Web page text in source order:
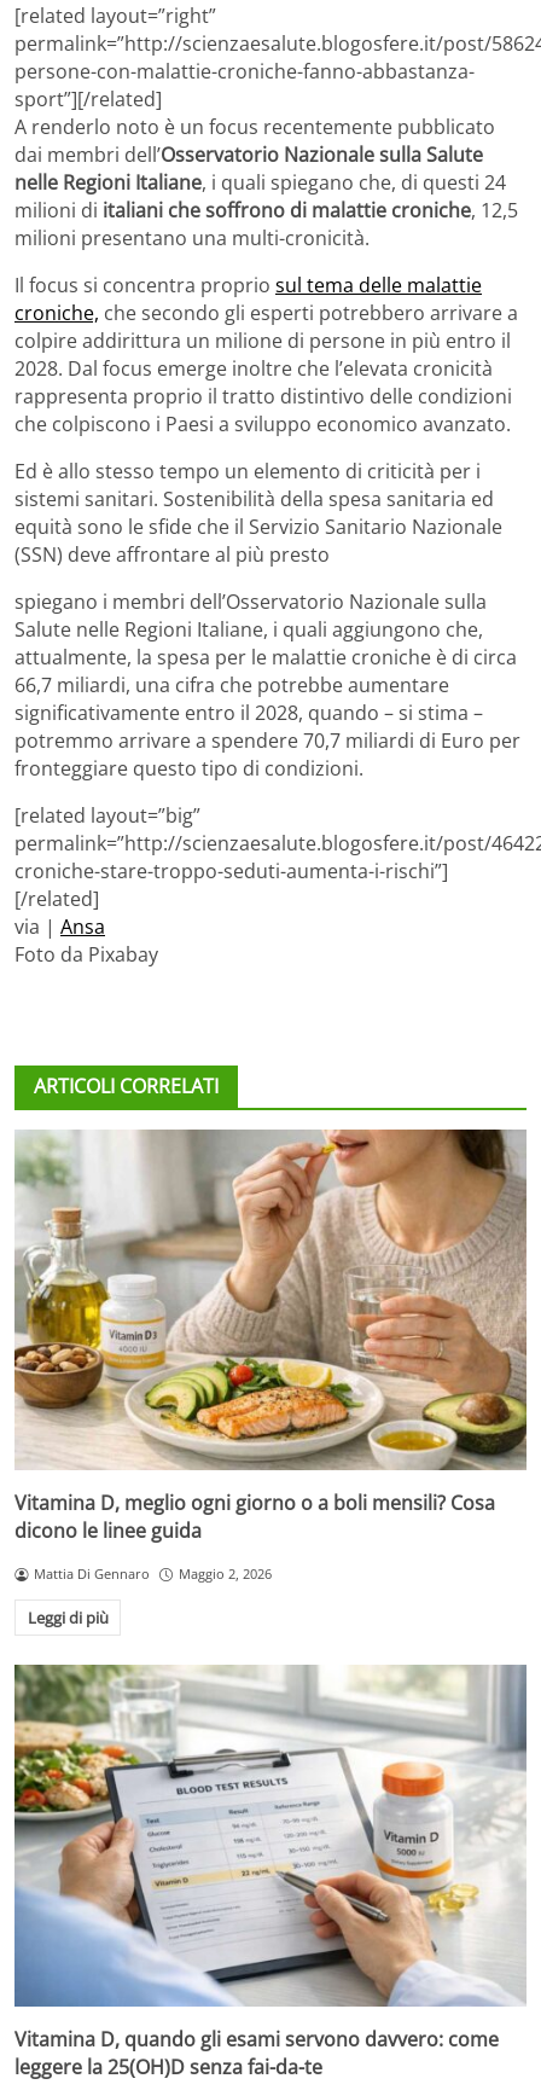
[related layout=”right”
permalink=”http://scienzaesalute.blogosfere.it/post/
persone-con-malattie-croniche-fanno-abbastanza-
sport”][/related]
A renderlo noto è un focus recentemente pubblicato
dai membri dell’Osservatorio Nazionale sulla Salute
nelle Regioni Italiane, i quali spiegano che, di questi 24
milioni di italiani che soffrono di malattie croniche, 12,5
milioni presentano una multi-cronicità.
Il focus si concentra proprio sul tema delle malattie
croniche, che secondo gli esperti potrebbero arrivare a
colpire addirittura un milione di persone in più entro il
2028. Dal focus emerge inoltre che l’elevata cronicità
rappresenta proprio il tratto distintivo delle condizioni
che colpiscono i Paesi a sviluppo economico avanzato.
Ed è allo stesso tempo un elemento di criticità per i
sistemi sanitari. Sostenibilità della spesa sanitaria ed
equità sono le sfide che il Servizio Sanitario Nazionale
(SSN) deve affrontare al più presto
spiegano i membri dell’Osservatorio Nazionale sulla
Salute nelle Regioni Italiane, i quali aggiungono che,
attualmente, la spesa per le malattie croniche è di circa
66,7 miliardi, una cifra che potrebbe aumentare
significativamente entro il 2028, quando – si stima –
potremmo arrivare a spendere 70,7 miliardi di Euro per
fronteggiare questo tipo di condizioni.
[related layout=”big”
permalink=”http://scienzaesalute.blogosfere.it/post/
croniche-stare-troppo-seduti-aumenta-i-rischi”]
[/related]
via | Ansa
Foto da Pixabay
ARTICOLI CORRELATI
Vitamina D, meglio ogni giorno o a boli mensili? Cosa
dicono le linee guida
Mattia Di Gennaro Maggio 2, 2026
Leggi di più
Vitamina D, quando gli esami servono davvero: come
leggere la 25(OH)D senza fai-da-te